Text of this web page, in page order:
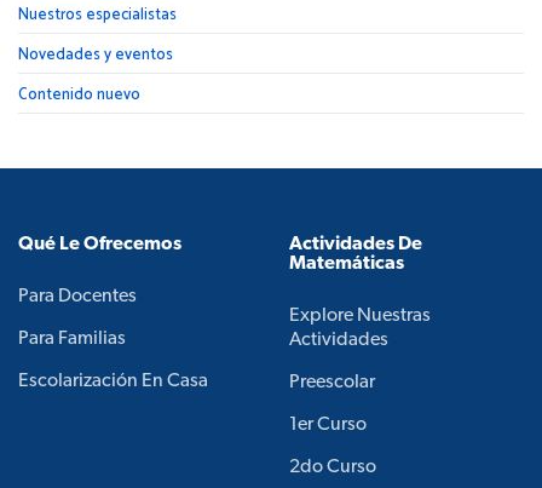
Nuestros especialistas
Novedades y eventos
Contenido nuevo
Qué Le Ofrecemos
Para Docentes
Para Familias
Escolarización En Casa
Actividades De
Matemáticas
Explore Nuestras
Actividades
Preescolar
1er Curso
2do Curso